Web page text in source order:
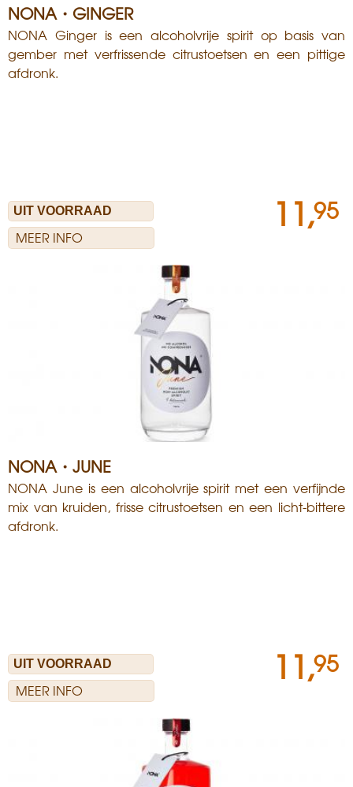
NONA・GINGER
NONA Ginger is een alcoholvrije spirit op basis van
gember met verfrissende citrustoetsen en een pittige
afdronk.
MEER INFO
11,95
NONA・JUNE
NONA June is een alcoholvrije spirit met een verfijnde
mix van kruiden, frisse citrustoetsen en een licht-bittere
afdronk.
MEER INFO
11,95